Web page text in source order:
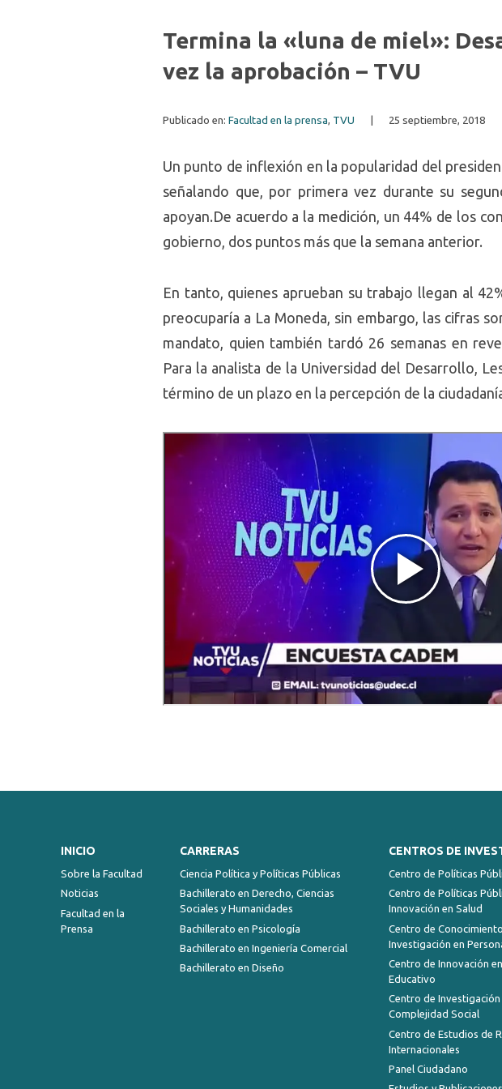
Termina la «luna de miel»:
vez la aprobación – TVU
Publicado en: Facultad en la prensa, TVU 25 septiembre, 2018
Un punto de inflexión en la popularidad del
señalando que, por primera vez durante su
apoyan.De acuerdo a la medición, un 44% de los
gobierno, dos puntos más que la semana anterior.
En tanto, quienes aprueban su trabajo llegan al
preocuparía a La Moneda, sin embargo, las cifras
mandato, quien también tardó 26 semanas en
Para la analista de la Universidad del Desarrollo,
término de un plazo en la percepción de la
INICIO
Sobre la Facultad
Noticias
Facultad en la
Prensa
CARRERAS
Ciencia Política y Políticas Públicas
Bachillerato en Derecho, Ciencias
Sociales y Humanidades
Bachillerato en Psicología
Bachillerato en Ingeniería Comercial
Bachillerato en Diseño
CENTROS DE
Centro de Políticas
Centro de Políticas
Innovación en Salud
Centro de
Investigación en
Centro de Innovación
Educativo
Centro de Investigación
Complejidad Social
Centro de Estudios de
Internacionales
Panel Ciudadano